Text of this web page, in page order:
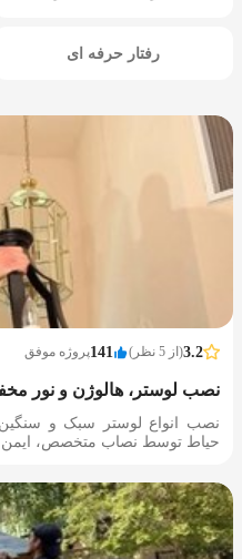
رفتار حرفه ای
3.2(از 5 نظر) 141پروژه موفق
نصب لوستر، هالوژن و نور
نصب انواع لوستر سبک و
حیاط توسط نصاب متخصص، ایمن